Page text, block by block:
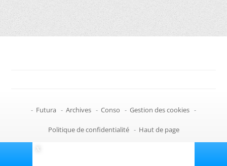
- Futura - Archives - Conso - Gestion des cookies -
Politique de confidentialité - Haut de page